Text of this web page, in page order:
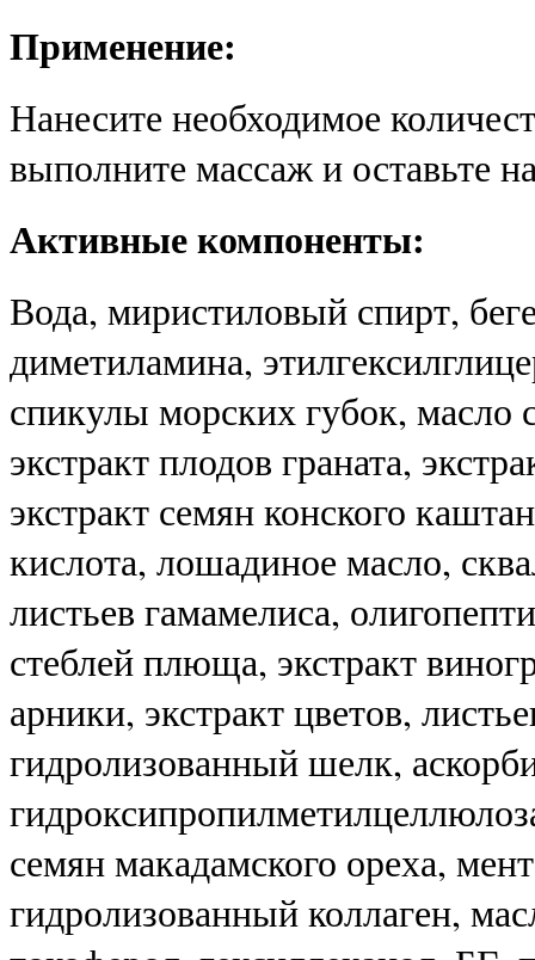
Применение:
Нанесите необходимое
выполните массаж и оставьте
Активные компоненты:
Вода, миристиловый спирт,
диметиламина,
спикулы морских губок, масло
экстракт плодов граната,
экстракт семян конского
кислота, лошадиное масло,
листьев гамамелиса,
стеблей плюща, экстракт
арники, экстракт цветов,
гидролизованный шелк,
семян макадамского ореха,
гидролизованный коллаген,